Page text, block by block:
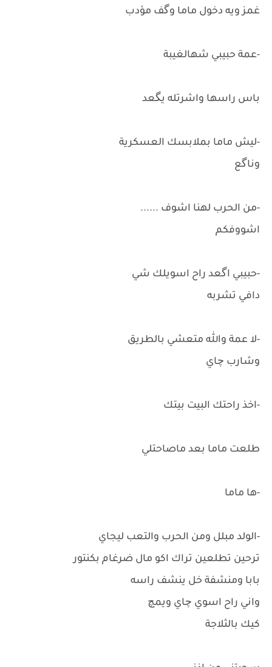
غمز ويه دخول ماما وگف مؤدب
-عمة حبيبي شهالغيبة
باس راسها واشرتله يگعد
-ليش ماما بملابسك العسكرية
وناگع
-من الحرب لهنا اشوف ......
اشووفكم
-حبيبي اگعد راح اسويلك شي
دافي تشربه
-لا عمة والله متعشي بالطريق
وشارب چاي
-اخذ راحتك البيت بيتك
طلعت ماما بعد ماصاحتلي
-ها ماما
-الولد مبلل ومن الحرب والتعب ليجاي
ترحين تطلعين تراك اكو مال ضرغام بكنتور
بابا ومنشفة خل ينشف راسه
واني راح اسوي چاي ويمچ
كيك بالثلاجة